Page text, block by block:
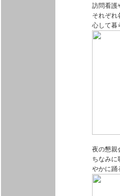
訪問看護
それぞれ
心して暮
夜の懇親
ちなみに
やかに踊